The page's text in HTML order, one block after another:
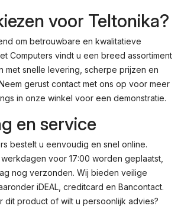
voor Teltonika?
om betrouwbare en kwalitatieve
Computers vindt u een breed assortiment
met snelle levering, scherpe prijzen en
gerust contact met ons op voor meer
in onze winkel voor een demonstratie.
en service
bestelt u eenvoudig en snel online.
voor 17:00 worden geplaatst,
nog verzonden. Wij bieden veilige
iDEAL, creditcard en Bancontact.
dit product of wilt u persoonlijk advies?